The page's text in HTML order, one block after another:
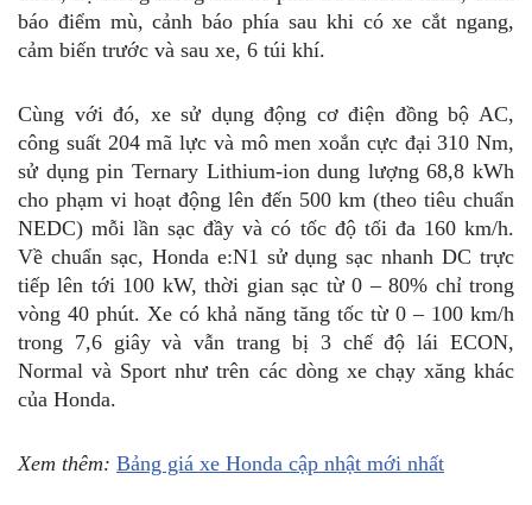
báo điểm mù, cảnh báo phía sau khi có xe cắt ngang,
cảm biến trước và sau xe, 6 túi khí.
Cùng với đó, xe sử dụng động cơ điện đồng bộ AC,
công suất 204 mã lực và mô men xoắn cực đại 310 Nm,
sử dụng pin Ternary Lithium-ion dung lượng 68,8 kWh
cho phạm vi hoạt động lên đến 500 km (theo tiêu chuẩn
NEDC) mỗi lần sạc đầy và có tốc độ tối đa 160 km/h.
Về chuẩn sạc, Honda e:N1 sử dụng sạc nhanh DC trực
tiếp lên tới 100 kW, thời gian sạc từ 0 – 80% chỉ trong
vòng 40 phút. Xe có khả năng tăng tốc từ 0 – 100 km/h
trong 7,6 giây và vẫn trang bị 3 chế độ lái ECON,
Normal và Sport như trên các dòng xe chạy xăng khác
của Honda.
Xem thêm: Bảng giá xe Honda cập nhật mới nhất